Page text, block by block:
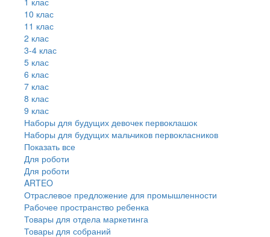
10 клас
11 клас
2 клас
3-4 клас
5 клас
6 клас
7 клас
8 клас
9 клас
Наборы для будущих девочек первоклашок
Наборы для будущих мальчиков первокласников
Показать все
Для роботи
Для роботи
ARTEO
Отраслевое предложение для промышленности
Рабочее пространство ребенка
Товары для отдела маркетинга
Товары для собраний